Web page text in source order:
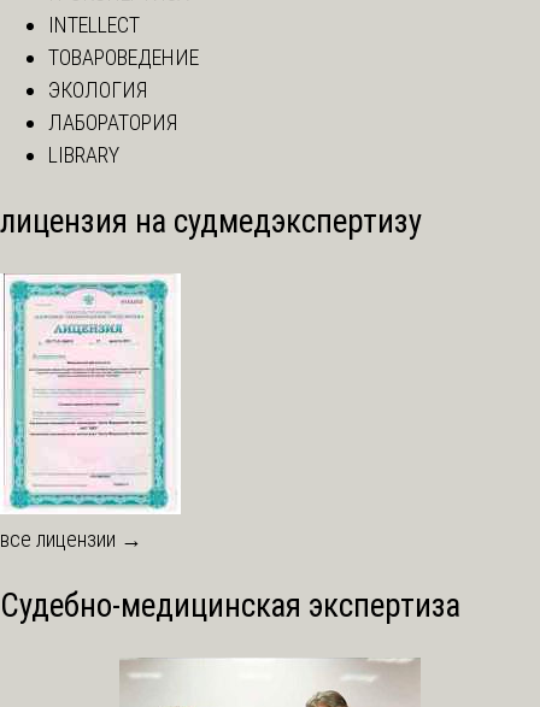
INTELLECT
ТОВАРОВЕДЕНИЕ
ЭКОЛОГИЯ
ЛАБОРАТОРИЯ
LIBRARY
лицензия на судмедэкспертизу
все лицензии →
Судебно-медицинская экспертиза